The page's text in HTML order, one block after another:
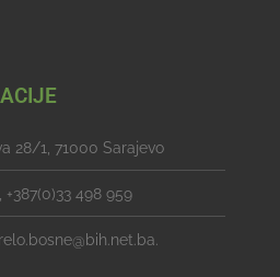
28/1, 71000 Sarajevo
+387(0)33 498 959